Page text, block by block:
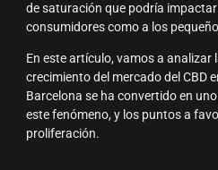
de saturación que podría
consumidores como a los
En este artículo, vamos a analizar
crecimiento del mercado del CBD
Barcelona se ha convertido en
este fenómeno, y los puntos a
proliferación.